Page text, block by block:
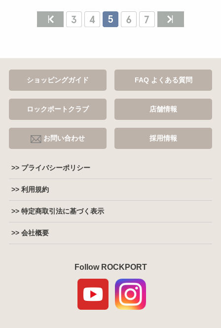
ショッピングガイド FAQ よくある質問
ロックポートクラブ 店舗情報
お問い合わせ 採用情報
>> プライバシーポリシー
>> 利用規約
>> 特定商取引法に基づく表示
>> 会社概要
Follow ROCKPORT